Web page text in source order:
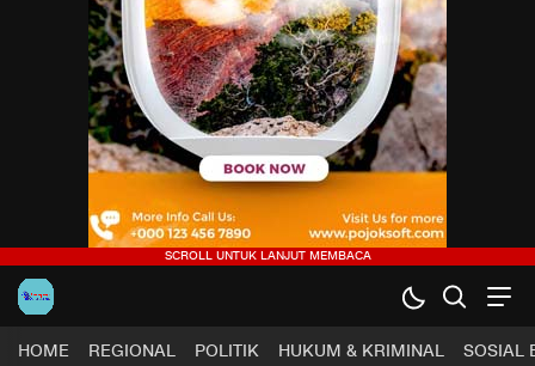
Harapan Sultra .COM |
Lugas, Tuntas dan Terpercaya
HOME REGIONAL POLITIK HUKUM & KRIMINAL SOSIAL